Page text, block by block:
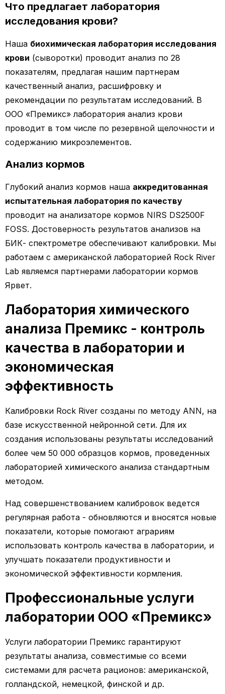
Что предлагает лаборатория
исследования крови?
Наша биохимическая лаборатория исследования
крови (сыворотки) проводит анализ по 28
показателям, предлагая нашим партнерам
качественный анализ, расшифровку и
рекомендации по результатам исследований. В
ООО «Премикс» лаборатория анализ крови
проводит в том числе по резервной щелочности и
содержанию микроэлементов.
Анализ кормов
Глубокий анализ кормов наша аккредитованная
испытательная лаборатория по качеству
проводит на анализаторе кормов NIRS DS2500F
FOSS. Достоверность результатов анализов на
БИК- спектрометре обеспечивают калибровки. Мы
работаем с американской лабораторией Rock River
Lab являемся партнерами лаборатории кормов
Ярвет.
Лаборатория химического
анализа Премикс - контроль
качества в лаборатории и
экономическая
эффективность
Калибровки Rock River созданы по методу ANN, на
базе искусственной нейронной сети. Для их
создания использованы результаты исследований
более чем 50 000 образцов кормов, проведенных
лабораторией химического анализа стандартным
методом.
Над совершенствованием калибровок ведется
регулярная работа - обновляются и вносятся новые
показатели, которые помогают аграриям
использовать контроль качества в лаборатории, и
улучшать показатели продуктивности и
экономической эффективности кормления.
Профессиональные услуги
лаборатории ООО «Премикс»
Услуги лаборатории Премикс гарантируют
результаты анализа, совместимые со всеми
системами для расчета рационов: американской,
голландской, немецкой, финской и др.